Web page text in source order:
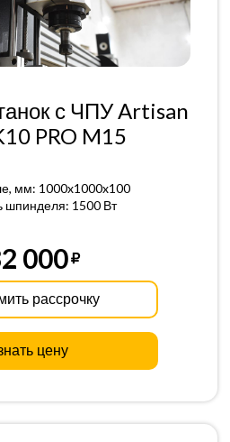
с ЧПУ Artisan
PRO M15
мм: 1000x1000x100
шпинделя: 1500 Вт
000
рассрочку
цену